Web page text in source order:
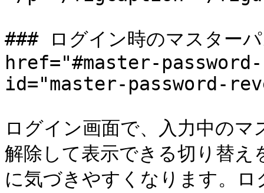
### ログイン時のマスター
href="#master-
id="master-password-
ログイン画面で、入力中の
解除して表示できる切り替え
に気づきやすくなります。